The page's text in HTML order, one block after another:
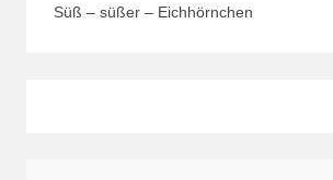
Süß – süßer – Eichhörnchen